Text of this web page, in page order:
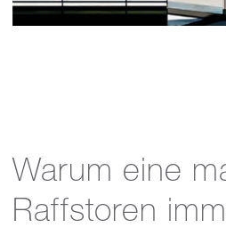
Warum eine
Raffstoren